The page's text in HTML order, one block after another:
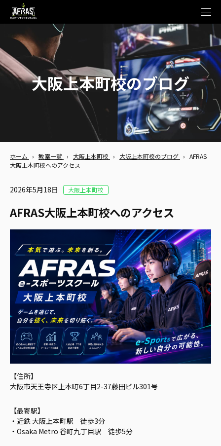
t
e
n
a
v
i
g
a
t
n
大阪上本町校のブログ
ホーム › 教室一覧 › 大阪上本町校 › 大阪上本町校のブログ › AFRAS
大阪上本町校へのアクセス
2026年5月18日 大阪上本町校
AFRAS大阪上本町校へのアクセス
【住所】
大阪市天王寺区上本町6丁目2-37藤田ビル301号
【最寄駅】
・近鉄 大阪上本町駅 徒歩3分
・Osaka Metro 谷町九丁目駅 徒歩5分